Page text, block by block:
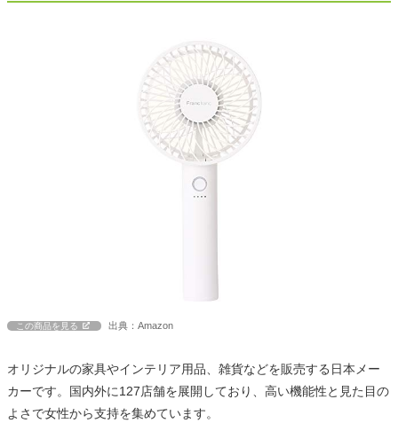
この商品を見る 出典：Amazon
オリジナルの家具やインテリア用品、雑貨などを販売する日本メー
カーです。国内外に127店舗を展開しており、高い機能性と見た目の
よさで女性から支持を集めています。